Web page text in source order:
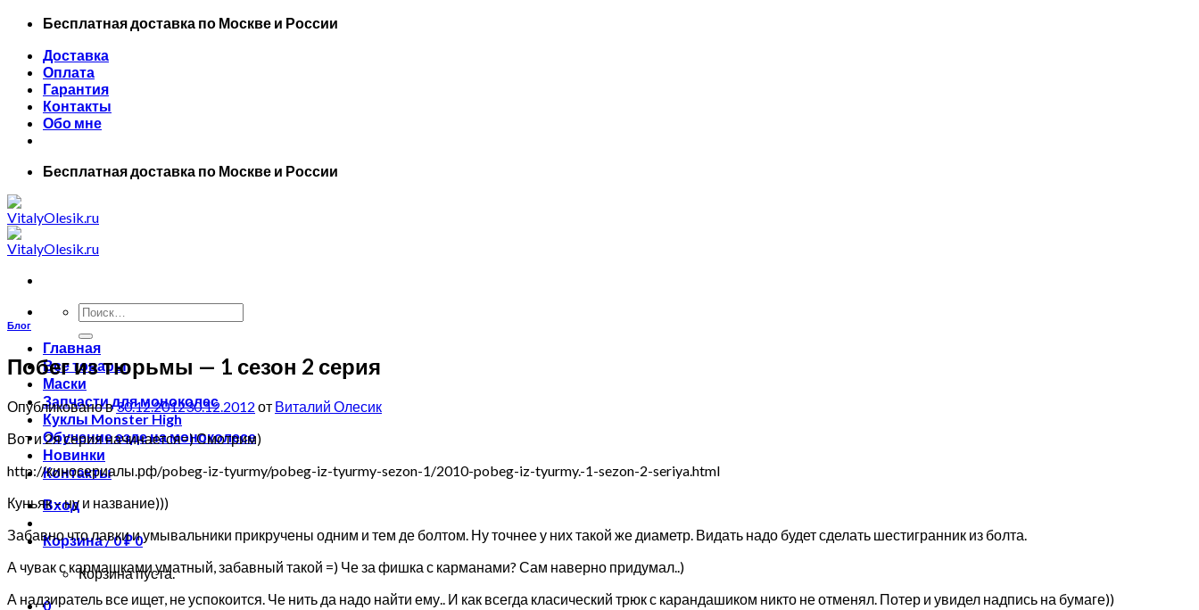
Skip
content
Бесплатная доставка по Москве и России
Доставка
Оплата
Гарантия
Контакты
Обо мне
Бесплатная доставка по Москве и России
Искать:
Главная
Все товары
Маски
Запчасти для моноколес
Куклы Monster High
Обучение езде на моноколесе
Новинки
Контакты
Вход
Корзина /0₽0
Корзина пуста.
0
Блог
Побег из тюрьмы — 1 сезон 2 серия
Опубликовано в30.12.201230.12.2012 от Виталий Олесик
Вот и 2я серия начинается=) Смотрим)
http://киносериалы.рф/pobeg-iz-tyurmy/pobeg-iz-tyurmy-sezon-1/2010-pobeg-iz-tyurmy.-1-sezon-2-seriya.html
Куньяк – ну и название)))
Забавно что лавки и умывальники прикручены одним и тем де болтом. Ну точнее у них такой же диаметр. Видать надо будет сделать шестигранник из болта.
А чувак с кармашками уматный, забавный такой =) Че за фишка с карманами? Сам наверно придумал..)
А надзиратель все ищет, не успокоится. Че нить да надо найти ему.. И как всегда класический трюк с карандашиком никто не отменял. Потер и увидел надпись на бумаге))